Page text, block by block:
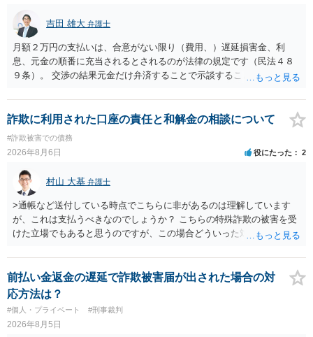
吉田 雄大 弁護士
月額２万円の支払いは、合意がない限り（費用、）遅延損害金、利
息、元金の順番に充当されるとされるのが法律の規定です（民法４８
９条）。 交渉の結果元金だけ弁済することで示談することは、弁護士
ることには消極的なことが多いものの、お近くの弁護士にご依頼しチ
ャレンジなさる意義は十分にあると思います。
詐欺に利用された口座の責任と和解金の相談について
#詐欺被害での債務
2026年8月6日 役にたった 2
村山 大基 弁護士
>通帳など送付している時点でこちらに非があるのは理解しています
が、これは支払うべきなのでしょうか？ こちらの特殊詐欺の被害を受
けた立場でもあると思うのですが、この場合どういった対処が必要で
がいいとは思います。 そもそも、特殊詐欺関係なく旦那さんの行為
は法に触れる可能性もあります。 ＞100万を支払わず穏便に和解する
ことは可能でしょうか？ →一般的には難しいです。相談者さんも１０
０万円の被害を受けたとして、１円も払わないで和解したいと言われ
たら、 できるだけ重い刑罰を与えて欲しい、と思われるのではない
でしょうか。 ＞弁護士さんに入ってもらうことで支払額が下がること
前払い金返金の遅延で詐欺被害届が出された場合の対
応方法は？
#個人・プライベート #刑事裁判
2026年8月5日